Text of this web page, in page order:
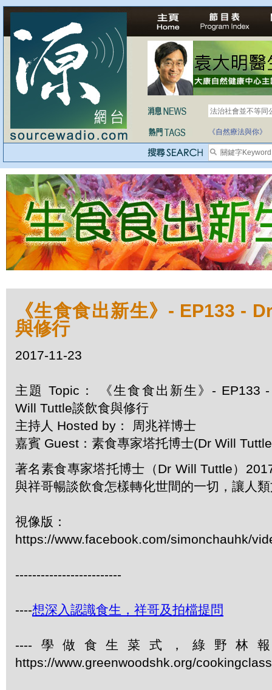
法治社會並不等同
《自然療法與你》
《生食食出新生》- EP133 -
與修行
2017-11-23
主題 Topic： 《生食食出新生》- EP133 -
Will Tuttle談飲食與修行
主持人 Hosted by： 周兆祥博士
嘉賓 Guest：素食專家塔托博士(Dr Will
著名素食專家塔托博士（Dr Will Tuttle）
與祥哥暢談飲食怎樣轉化世間的一切，讓人
視像版：
https://www.facebook.com/simonchauhk/
-------------------------
----想深入認識食生，祥哥及拍檔提問
----學做食生菜式，綠野林
https://www.greenwoodshk.org/